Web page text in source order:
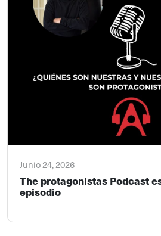
Junio 24, 2026
The protagonistas Podcast
episodio